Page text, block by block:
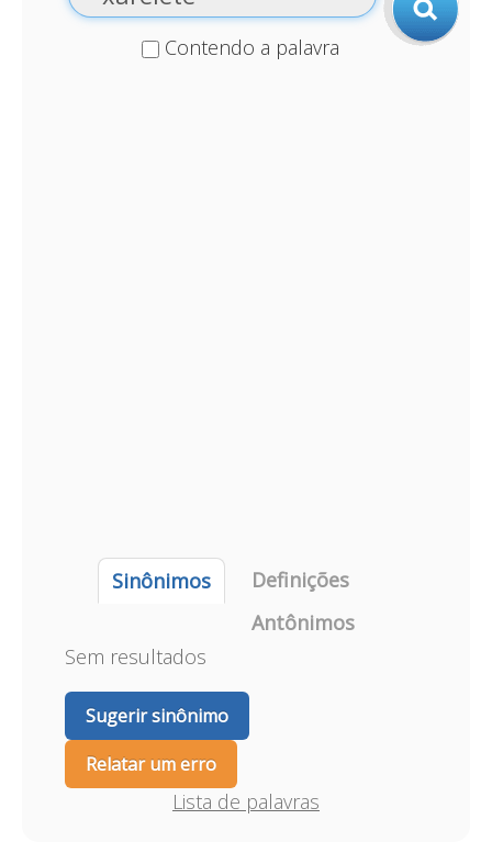
Contendo a palavra
Sinônimos
Definições
Antônimos
Sem resultados
Sugerir sinônimo
Relatar um erro
Lista de palavras